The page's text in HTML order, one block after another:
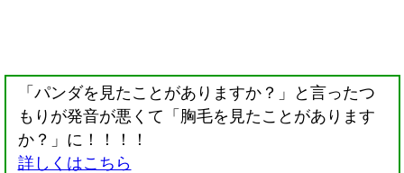
「パンダを見たことがありますか？」と言ったつ
もりが発音が悪くて「胸毛を見たことがあります
か？」に！！！！
詳しくはこちら